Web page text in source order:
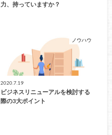
力、持っていますか？
ノウハウ
2020.7.19
ビジネスリニューアルを検討する
際の3大ポイント